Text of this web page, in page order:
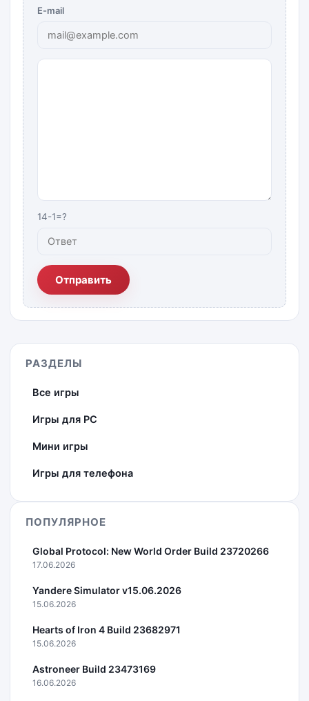
E-mail
14-1=?
Отправить
РАЗДЕЛЫ
Все игры
Игры для PC
Мини игры
Игры для телефона
ПОПУЛЯРНОЕ
Global Protocol: New World Order Build 23720266
17.06.2026
Yandere Simulator v15.06.2026
15.06.2026
Hearts of Iron 4 Build 23682971
15.06.2026
Astroneer Build 23473169
16.06.2026